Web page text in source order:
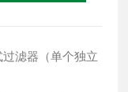
滤器（单个独立